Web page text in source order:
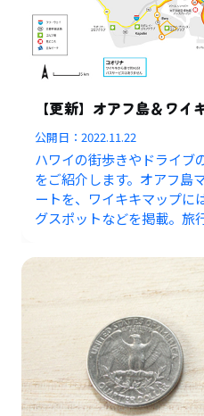
【更新】オアフ島＆ワイ
公開日：2022.11.22
ハワイの街歩きやドライブ
をご紹介します。オアフ島
ートを、ワイキキマップに
グスポットなどを掲載。旅